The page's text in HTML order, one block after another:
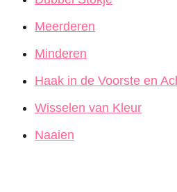
Meerderen
Minderen
Haak in de Voorste en
Wisselen van Kleur
Naaien